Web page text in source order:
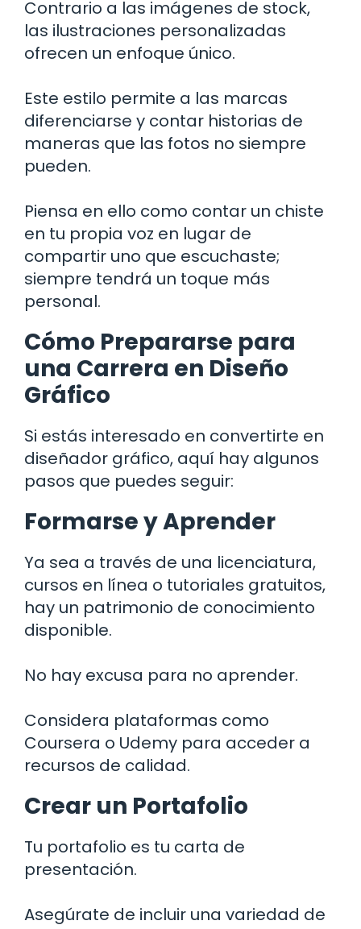
Contrario a las imágenes de stock,
las ilustraciones personalizadas
ofrecen un enfoque único.
Este estilo permite a las marcas
diferenciarse y contar historias de
maneras que las fotos no siempre
pueden.
Piensa en ello como contar un chiste
en tu propia voz en lugar de
compartir uno que escuchaste;
siempre tendrá un toque más
personal.
Cómo Prepararse para
una Carrera en Diseño
Gráfico
Si estás interesado en convertirte en
diseñador gráfico, aquí hay algunos
pasos que puedes seguir:
Formarse y Aprender
Ya sea a través de una licenciatura,
cursos en línea o tutoriales gratuitos,
hay un patrimonio de conocimiento
disponible.
No hay excusa para no aprender.
Considera plataformas como
Coursera o Udemy para acceder a
recursos de calidad.
Crear un Portafolio
Tu portafolio es tu carta de
presentación.
Asegúrate de incluir una variedad de